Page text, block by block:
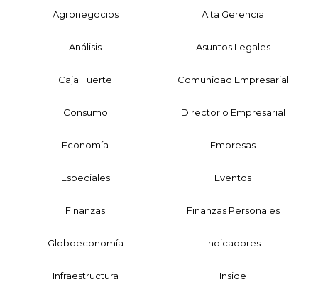
Agronegocios Alta Gerencia
Análisis Asuntos Legales
Caja Fuerte Comunidad Empresarial
Consumo Directorio Empresarial
Economía Empresas
Especiales Eventos
Finanzas Finanzas Personales
Globoeconomía Indicadores
Infraestructura Inside